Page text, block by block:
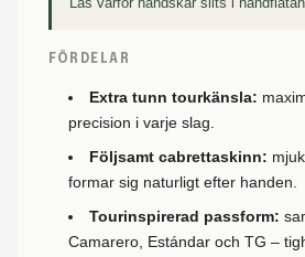
FÖRDELAR
Extra tunn tourkänsla:
precision i varje slag.
Följsamt cabrettaskinn:
formar sig naturligt efter handen.
Tourinspirerad passform:
Camarero, Estándar och TG –